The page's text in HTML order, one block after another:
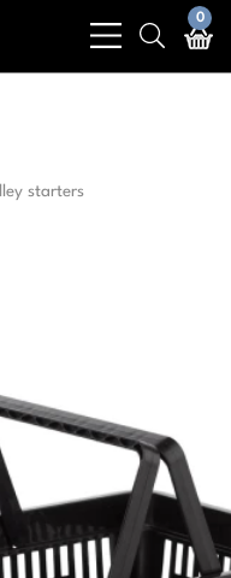
only - No sales to
bars
light
search
light
0
starters